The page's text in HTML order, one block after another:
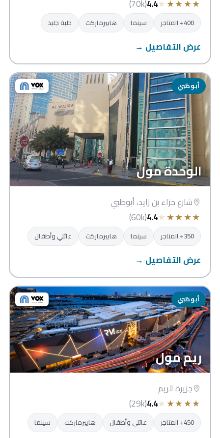
★
★
★
★
★
4.4
(70k)
400+ المتاجر سينما هايبرماركت حلبة جليد
عرض التفاصيل →
أبوظبي
الوحدة مول
شارع حزاء بن زايد، أبوظبي
★
★
★
★
★
4.4
(60k)
350+ المتاجر سينما هايبرماركت عائلي وأطفال
عرض التفاصيل →
أبوظبي
ريم مول
جزيرة الريم
★
★
★
★
★
4.4
(29k)
450+ المتاجر عائلي وأطفال هايبرماركت سينما